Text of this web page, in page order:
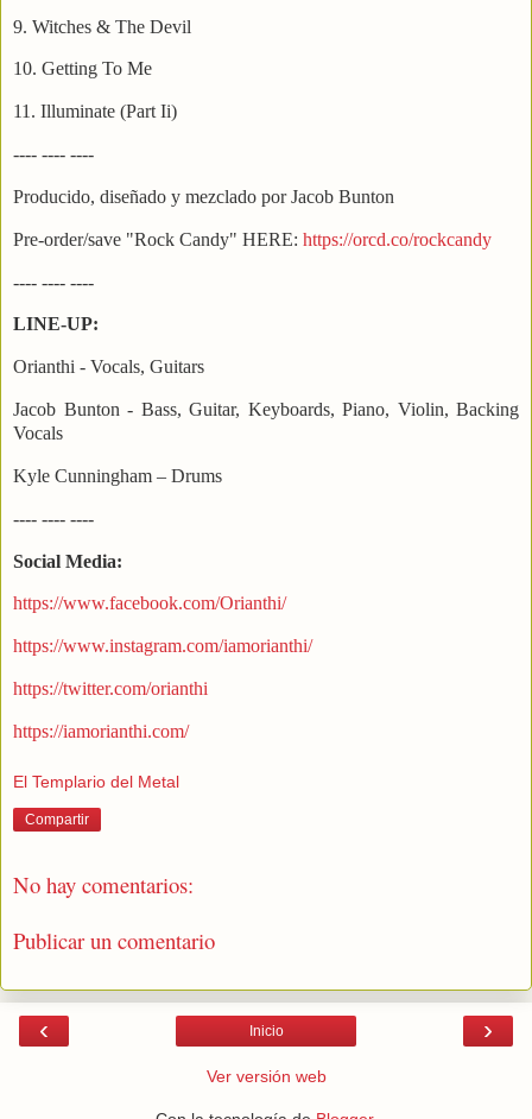
9. Witches & The Devil
10. Getting To Me
11. Illuminate (Part Ii)
---- ---- ----
Producido, diseñado y mezclado por Jacob Bunton
Pre-order/save "Rock Candy" HERE: https://orcd.co/rockcandy
---- ---- ----
LINE-UP:
Orianthi - Vocals, Guitars
Jacob Bunton - Bass, Guitar, Keyboards, Piano, Violin, Backing
Vocals
Kyle Cunningham – Drums
---- ---- ----
Social Media:
https://www.facebook.com/Orianthi/
https://www.instagram.com/iamorianthi/
https://twitter.com/orianthi
https://iamorianthi.com/
El Templario del Metal
Compartir
No hay comentarios:
Publicar un comentario
‹ ›
Inicio
Ver versión web